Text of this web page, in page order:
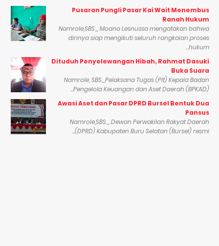
Pusaran Pungli Pasar Kai Wait Menembus
Ranah Hukum
Namrole,SBS_ Moana Lesnussa mengatakan bahwa
dirinya siap mengikuti seluruh rangkaian proses
hukum...
Dituduh Penyelewangan Hibah, Rahmat Dasuki
Buka Suara
Namrole, SBS_Pelaksana Tugas (Plt) Kepala Badan
Pengelola Keuangan dan Aset Daerah (BPKAD)...
Awasi Aset dan Pasar DPRD Bursel Bentuk Dua
Pansus
Namrole,SBS_ Dewan Perwakilan Rakyat Daerah
(DPRD) Kabupaten Buru Selatan (Bursel) resmi...